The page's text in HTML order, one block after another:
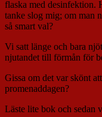
flaska med desinfektion.
tanke slog mig; om man
så smart val?
Vi satt länge och bara
njutandet till förmån för
Gissa om det var skönt
promenaddagen?
Läste lite bok och sedan